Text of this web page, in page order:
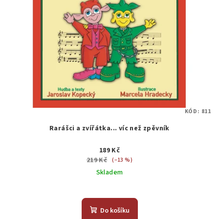
Rarášci a zvířátka... víc než zpěvník
189 Kč
219 Kč (–13 %)
Skladem
Do košíku
KÓD: 811